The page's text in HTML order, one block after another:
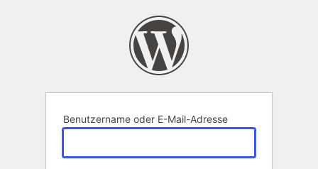
Benutzername oder E-Mail-Adresse